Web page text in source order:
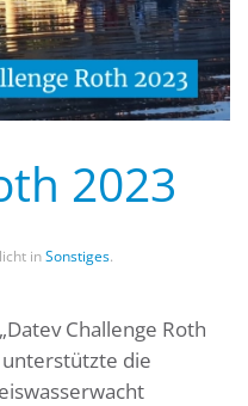
2023
inSonstiges.
Challenge Roth
die